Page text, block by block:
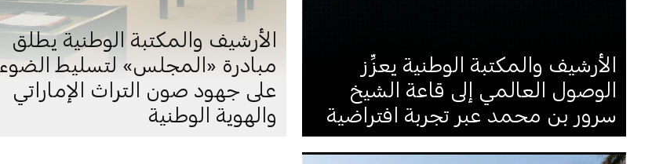
الأرشيف والمكتبة الوطنية يعزِّز
الوصول العالمي إلى قاعة الشيخ
سرور بن محمد عبر تجربة افتراضية
الأرشيف والمكتبة الوطنية يطلق
مبادرة «المجلس» لتسليط الضوء
على جهود صون التراث الإماراتي
والهوية الوطنية